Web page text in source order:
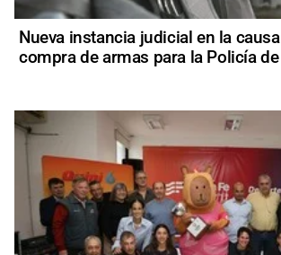
Nueva instancia judicial en la
compra de armas para la Policía de